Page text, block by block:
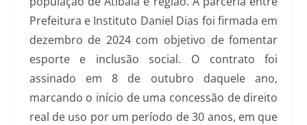
Prefeitura e Instituto Daniel Dias foi firmada em
dezembro de 2024 com objetivo de fomentar
esporte e inclusão social. O contrato foi
assinado em 8 de outubro daquele ano,
marcando o início de uma concessão de direito
real de uso por um período de 30 anos, em que